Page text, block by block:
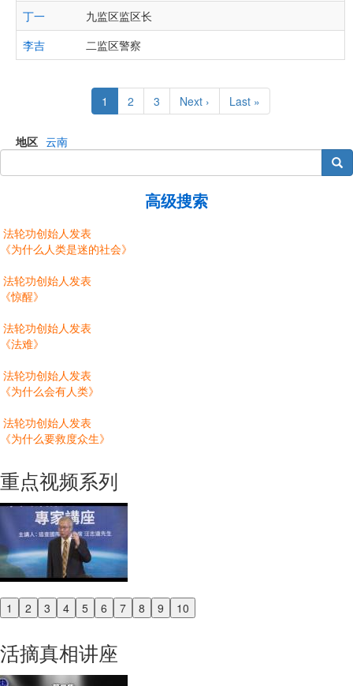
丁一
九监区监区长
李吉
二监区警察
Current
page
1 Page
2 Page
3
Next
page
Next ›
Last
page
Last »
地区 云南
搜索
高级搜索
法轮功创始人发表
《为什么人类是迷的社会》
法轮功创始人发表
《惊醒》
法轮功创始人发表
《法难》
法轮功创始人发表
《为什么会有人类》
法轮功创始人发表
《为什么要救度众生》
重点视频系列
1 2 3 4 5 6 7 8 9 10
Previous
活摘真相讲座